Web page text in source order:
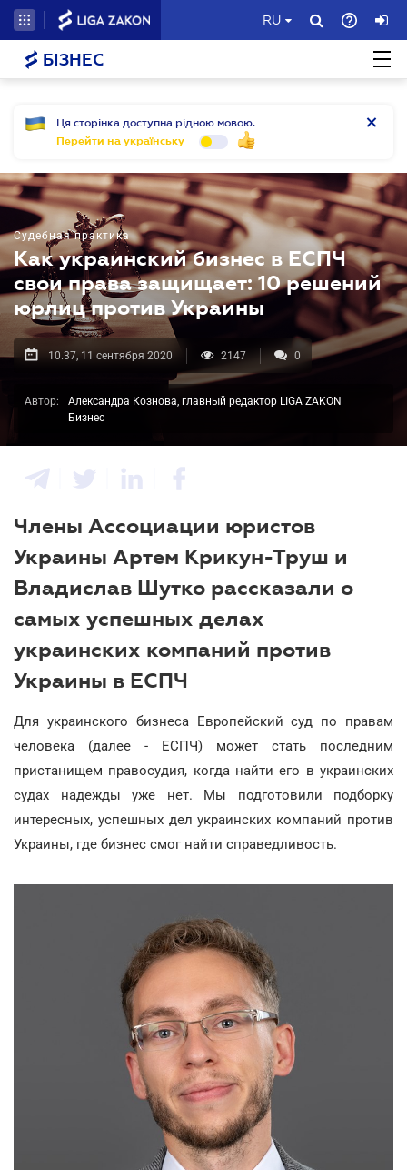
RU
БІЗНЕС
Ця сторінка доступна рідною мовою.
Перейти на українську
Судебная практика
Как украинский бизнес в ЕСПЧ
свои права защищает: 10 решений
юрлиц против Украины
10.37, 11 сентября 2020 2147 0
Автор:
Александра Кознова, главный редактор LIGA ZAKON
Бизнес
Члены Ассоциации юристов
Украины Артем Крикун-Труш и
Владислав Шутко рассказали о
самых успешных делах
украинских компаний против
Украины в ЕСПЧ
Для украинского бизнеса Европейский суд по правам
человека (далее - ЕСПЧ) может стать последним
пристанищем правосудия, когда найти его в украинских
судах надежды уже нет. Мы подготовили подборку
интересных, успешных дел украинских компаний против
Украины, где бизнес смог найти справедливость.